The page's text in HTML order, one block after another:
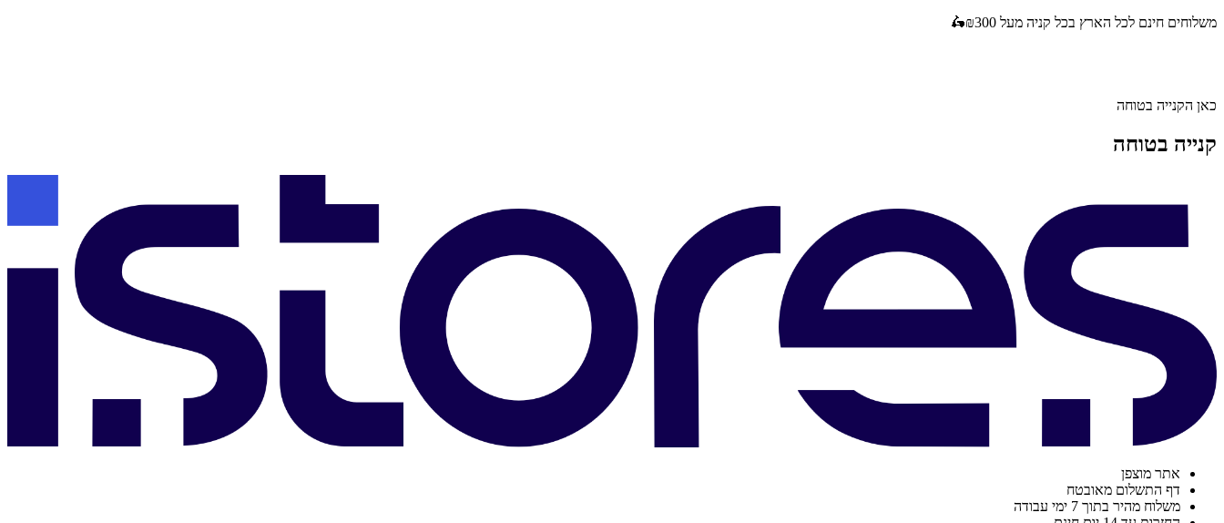
משלוחים חינם לכל הארץ בכל קניה מעל ₪300🛵
כאן הקנייה בטוחה
קנייה בטוחה
אתר מוצפן
דף התשלום מאובטח
משלוח מהיר בתוך 7 ימי עבודה